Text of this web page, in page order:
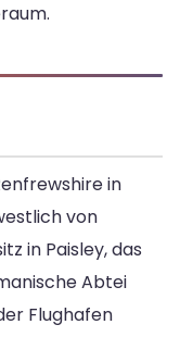
in
von
in Paisley, das
Abtei
Flughafen